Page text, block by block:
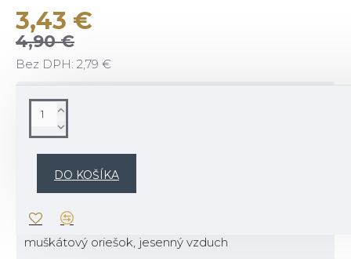
3,43 €
4,90 €
Bez DPH: 2,79 €
DO KOŠÍKA
svojej chate, obklopený tónmi jemnej kože, jablka a
žiarivého jantáru.
TOP: zlaté jablko, bergamot, citrón, zázvor,
muškátový oriešok, jesenný vzduch